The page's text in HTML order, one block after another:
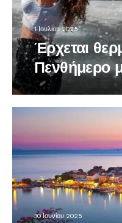
1 Ιουλίου 2025
Έρχεται
Πενθήμερο
30 Ιουνίου 2025